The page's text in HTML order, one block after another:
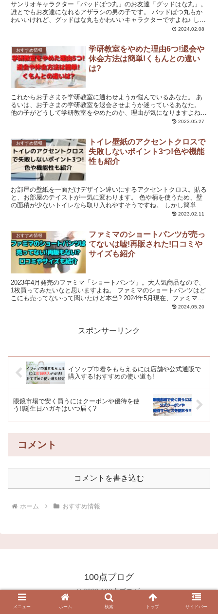
サンリオキャラクター「バッドばつ丸」のお友達「グッドはな丸」。
誰とでもお友達になれるアザラシの男の子です。 バッドばつ丸もか
わいいけれど、グッドはな丸もかわいいキャラクターですよね♪ しか
し、グッドはな丸には「消えた」という声があります。 ...2024.02.08
おすすめ情報
学研教室をやめた理由6つ!退会や
休会方法は簡単!くもんとの違い
は?
これからお子さまを学研教室に通わせようか悩んでいるあなた。 あ
るいは、お子さまの学研教室を退会させようか迷っているあなた。
他の子がどうして学研教室をやめたのか、理由が気になりますよね。
学研教室は、以下の理由でやめた子が多かったです。 習...2023.05.27
おすすめ情報
トイレ壁紙のアクセントクロスで
失敗しないポイント3つ!色や機能
性も紹介
お部屋の壁紙を一面だけデザイン違いにするアクセントクロス。貼る
と、お部屋のテイストが一気に変わります。 色や柄を使うため、壁
の面積が少ないトイレなら取り入れやすそうですね。 しかし簡単に
貼り替えられるものではないため失敗したくないはず。 壁...2023.02.11
おすすめ情報
ファミマのショートパンツが売っ
てないは嘘!再販された!口コミや
サイズも紹介
2023年4月発売のファミマ「ショートパンツ」。大人気商品なので、
1枚買ってみたいなと思いますよね。 ファミマのショートパンツはど
こにも売ってないって聞いたけど本当? 2024年5月現在、ファミマの
2024.05.20
スポンサーリンク
イソップ巾着をもらえるには店舗や公式通販で
購入する!おすすめの使い道も!
眼鏡市場で安く買うにはクーポンや優待を使
う!!誕生日ハガキはいつ届く?
コメント
コメントを書き込む
ホーム おすすめ情報
100点ブログ
© 2020 100点ブログ.
メニュー ホーム 検索 トップ サイドバー